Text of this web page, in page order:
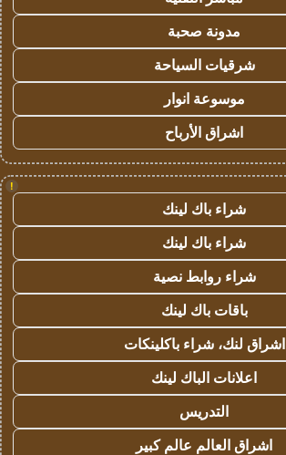
مدونة صحبة
شرقيات السياحة
موسوعة انوار
اشراق الأرباح
!
شراء باك لينك
شراء باك لينك
شراء روابط نصية
باقات باك لينك
اشراق لنك، شراء باكلينكات
اعلانات الباك لينك
التدريس
اشراق العالم عالم كبير